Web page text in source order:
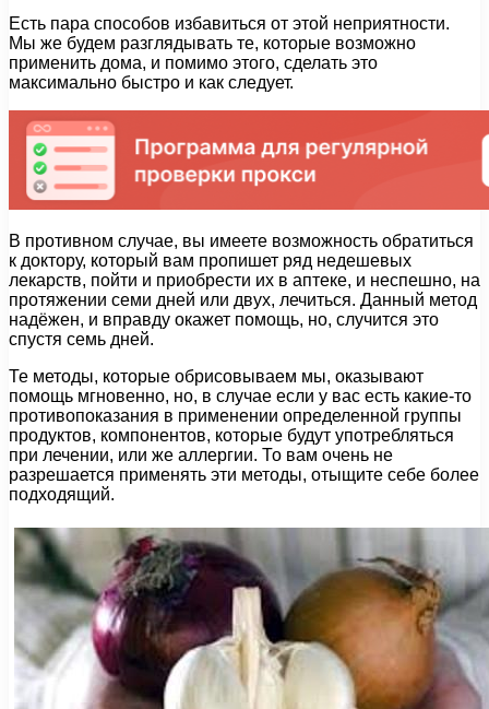
Есть пара способов избавиться от этой неприятности.
Мы же будем разглядывать те, которые возможно
применить дома, и помимо этого, сделать это
максимально быстро и как следует.
В противном случае, вы имеете возможность обратиться
к доктору, который вам пропишет ряд недешевых
лекарств, пойти и приобрести их в аптеке, и неспешно, на
протяжении семи дней или двух, лечиться. Данный метод
надёжен, и вправду окажет помощь, но, случится это
спустя семь дней.
Те методы, которые обрисовываем мы, оказывают
помощь мгновенно, но, в случае если у вас есть какие-то
противопоказания в применении определенной группы
продуктов, компонентов, которые будут употребляться
при лечении, или же аллергии. То вам очень не
разрешается применять эти методы, отыщите себе более
подходящий.